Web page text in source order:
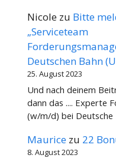
Nicole zu Bitte
„Serviceteam
Deutschen Bahn
25. August 2023
Und nach deinem
dann das .... Experte
(w/m/d) bei Deutsche
Maurice zu 22
8. August 2023